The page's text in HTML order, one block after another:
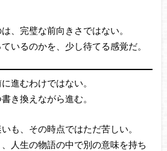
、完璧な前向きさではない。
いるのかを、少し待てる感覚だ。
進むわけではない。
き換えながら進む。
も、その時点ではただ苦しい。
人生の物語の中で別の意味を持ち